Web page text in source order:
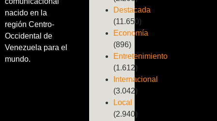
nacido en la
región Centro-
Occidental de
Venezuela para el
mundo.
Destacada
(11.650)
Economía
(896)
Entretenimiento
(1.612)
Internacional
(3.042)
Local
(2.940)